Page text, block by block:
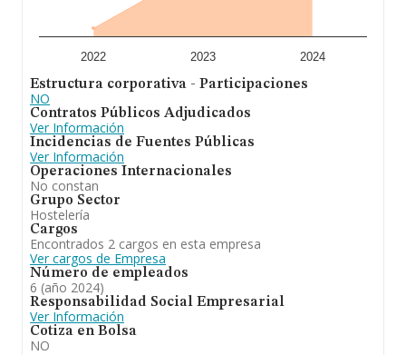
sector, en 2024, la media de empleados es de 2; la
media de antigüedad desde la constitución es de 16
años.
en la explotación de industria, comercio o negocio
relacionado con la hostelería, así como la explotación y
comercialización de locales para dichos fines. la venta al
por mayor y detalle. Se ha posicionado más abajo en el
ranking de provincia frente al 2023.
2022 2023 2024
Estructura corporativa - Participaciones
NO
Contratos Públicos Adjudicados
Ver Información
Incidencias de Fuentes Públicas
Ver Información
Operaciones Internacionales
No constan
Grupo Sector
Hostelería
Cargos
Encontrados 2 cargos en esta empresa
Ver cargos de Empresa
Número de empleados
6 (año 2024)
Responsabilidad Social Empresarial
Ver Información
Cotiza en Bolsa
NO